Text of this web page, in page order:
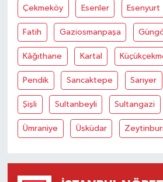
Çekmeköy Esenler Esenyurt
Fatih Gaziosmanpaşa
Kâğıthane Kartal
Pendik Sancaktepe Sarıyer
Şişli Sultanbeyli Sultangazi
Ümraniye Üsküdar